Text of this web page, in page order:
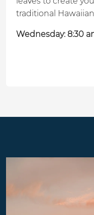
traditional
Wednesday: 8:30